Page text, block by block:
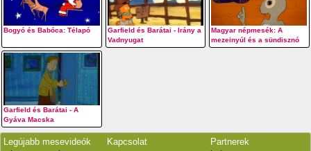
Bogyó és Babóca: Télapó
Garfield és Barátai - Irány a
Vadnyugat
Magyar népmesék: A
mezeinyúl és a sündisznó
Garfield és Barátai - A
Gyáva Macska
Legújabb mesevideók Kapcsolat Partnerek